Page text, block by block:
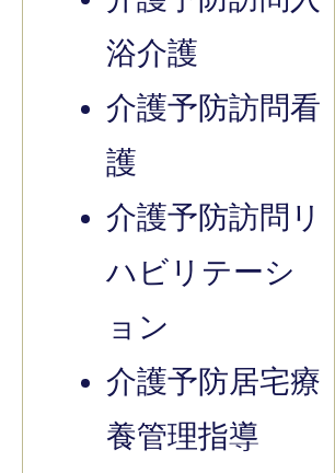
浴介護
介護予防訪問看
護
介護予防訪問リ
ハビリテーシ
ョン
介護予防居宅療
養管理指導